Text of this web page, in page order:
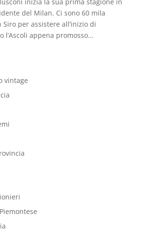
del Milan. Ci sono 60 mila
per assistere all’inizio di
l’Ascoli appena promosso...
vintage